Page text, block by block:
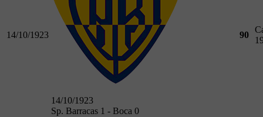
14/10/1923
14/10/1923
Sp. Barracas 1 - Boca 0
90